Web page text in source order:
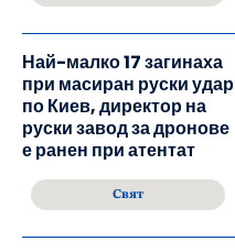
Най-малко 17 загинаха
при масиран руски удар
по Киев, директор на
руски завод за дронове
е ранен при атентат
Свят